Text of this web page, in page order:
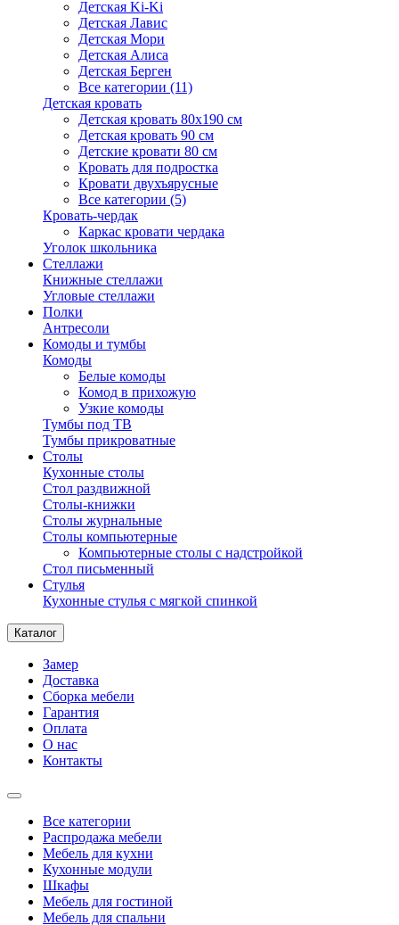
Детская Ki-Ki
Детская Лавис
Детская Мори
Детская Алиса
Детская Берген
Все категории (11)
Детская кровать
Детская кровать 80х190 см
Детская кровать 90 см
Детские кровати 80 см
Кровать для подростка
Кровати двухъярусные
Все категории (5)
Кровать-чердак
Каркас кровати чердака
Уголок школьника
Стеллажи
Книжные стеллажи
Угловые стеллажи
Полки
Антресоли
Комоды и тумбы
Комоды
Белые комоды
Комод в прихожую
Узкие комоды
Тумбы под ТВ
Тумбы прикроватные
Столы
Кухонные столы
Стол раздвижной
Столы-книжки
Столы журнальные
Столы компьютерные
Компьютерные столы с надстройкой
Стол письменный
Стулья
Кухонные стулья с мягкой спинкой
Каталог
Замер
Доставка
Сборка мебели
Гарантия
Оплата
О нас
Контакты
Все категории
Распродажа мебели
Мебель для кухни
Кухонные модули
Шкафы
Мебель для гостиной
Мебель для спальни